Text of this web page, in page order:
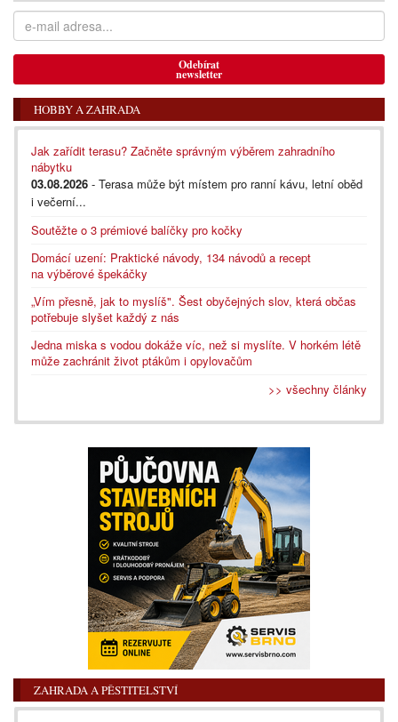
Odebírat
newsletter
HOBBY A ZAHRADA
Jak zařídit terasu? Začněte správným výběrem zahradního
nábytku
03.08.2026 - Terasa může být místem pro ranní kávu, letní oběd
i večerní...
Soutěžte o 3 prémiové balíčky pro kočky
Domácí uzení: Praktické návody, 134 návodů a recept
na výběrové špekáčky
„Vím přesně, jak to myslíš". Šest obyčejných slov, která občas
potřebuje slyšet každý z nás
Jedna miska s vodou dokáže víc, než si myslíte. V horkém létě
může zachránit život ptákům i opylovačům
>> všechny články
ZAHRADA A PĚSTITELSTVÍ